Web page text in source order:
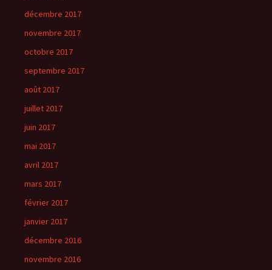
décembre 2017
novembre 2017
octobre 2017
septembre 2017
août 2017
juillet 2017
juin 2017
mai 2017
avril 2017
mars 2017
février 2017
janvier 2017
décembre 2016
novembre 2016